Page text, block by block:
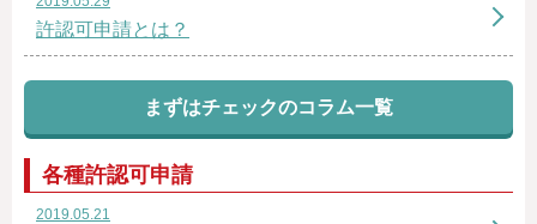
許認可申請とは？
まずはチェックのコラム一覧
各種許認可申請
2019.05.21